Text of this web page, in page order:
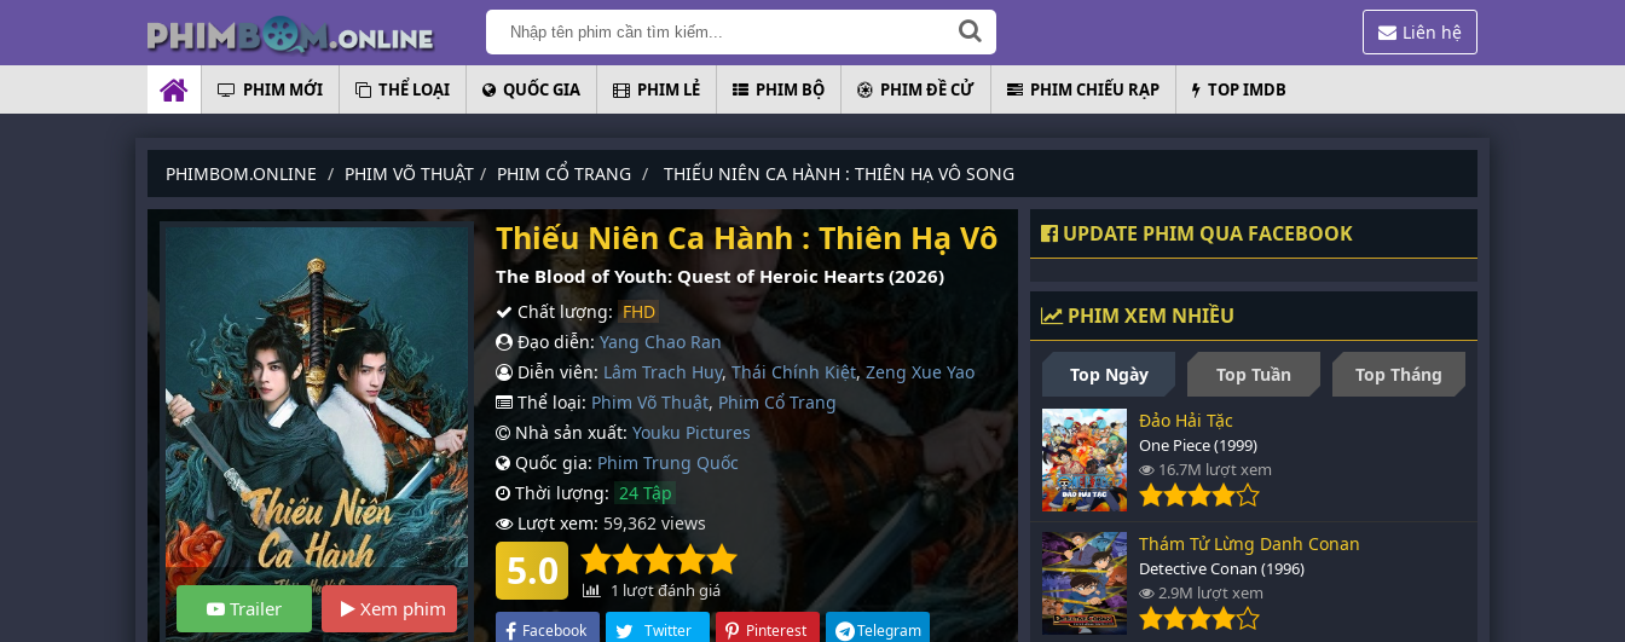
Liên hệ
PHIM MỚI THỂ LOẠI QUỐC GIA PHIM LẺ PHIM BỘ PHIM ĐỀ CỬ PHIM CHIẾU RẠP TOP IMDB
PHIMBOM.ONLINE PHIM VÕ THUẬT PHIM CỔ TRANG THIẾU NIÊN CA HÀNH : THIÊN HẠ VÔ SONG
Trailer Xem phim
Thiếu Niên Ca Hành : Thiên Hạ Vô Song
The Blood of Youth: Quest of Heroic Hearts (2026)
Chất lượng: FHD
Đạo diễn: Yang Chao Ran
Diễn viên: Lâm Trach Huy,Thái Chính Kiệt, Zeng Xue Yao
Thể loại: Phim Võ Thuật, Phim Cổ Trang
Nhà sản xuất: Youku Pictures
Quốc gia: Phim Trung Quốc
Thời lượng: 24 Tập
Lượt xem: 59,362 views
5.0 1 lượt đánh giá
Facebook Twitter Pinterest Telegram
UPDATE PHIM QUA FACEBOOK
PHIM XEM NHIỀU
Top Ngày Top Tuần
Top Tháng
Đảo Hải Tặc
One Piece (1999)
16.7M lượt xem
Thám Tử Lừng Danh Conan
Detective Conan (1996)
2.9M lượt xem